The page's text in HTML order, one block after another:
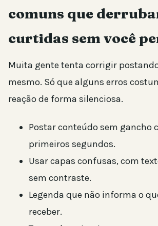
comuns que
curtidas sem você
Muita gente tenta corrigir
mesmo. Só que alguns erros
reação de forma silenciosa.
Postar conteúdo sem gancho
primeiros segundos.
Usar capas confusas, com
sem contraste.
Legenda que não informa o
receber.